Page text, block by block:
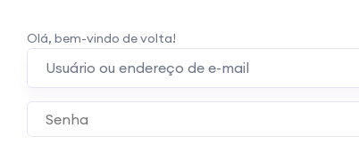
Olá, bem-vindo de volta!